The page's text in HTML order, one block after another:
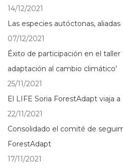
14/12/2021
Las especies autóctonas,
07/12/2021
Éxito de participación en el
adaptación al cambio climático'
25/11/2021
El LIFE Soria ForestAdapt viaja a
22/11/2021
Consolidado el comité de
ForestAdapt
17/11/2021